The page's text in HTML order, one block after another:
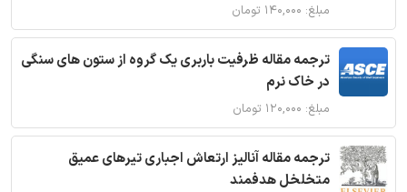
مبلغ: ۱۴۰,۰۰۰ تومان
ترجمه مقاله ظرفیت باربری یک گروه از ستون های سنگی
در خاک نرم
مبلغ: ۱۲۰,۰۰۰ تومان
ترجمه مقاله آنالیز ارتعاش اجباری تیرهای عمیق
متخلخل هدفمند